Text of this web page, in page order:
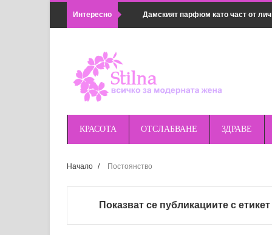
Интересно Дамският парфюм като част от
Как да комбинираш дамски връхни
Предимствата на магнитното
удобно
Правилна подготовка за поход
КРАСОТА ОТСЛАБВАНЕ ЗДРАВЕ
Начало / Постоянство
Показват се публикациите с етикет